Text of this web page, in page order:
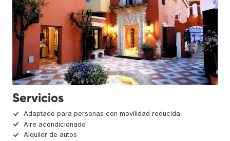
Servicios
Adaptado para personas con movilidad reducida
Aire acondicionado
Alquiler de autos